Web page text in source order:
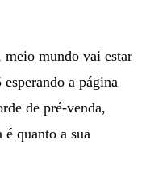
mundo vai estar
a página
de pré-venda,
quanto a sua